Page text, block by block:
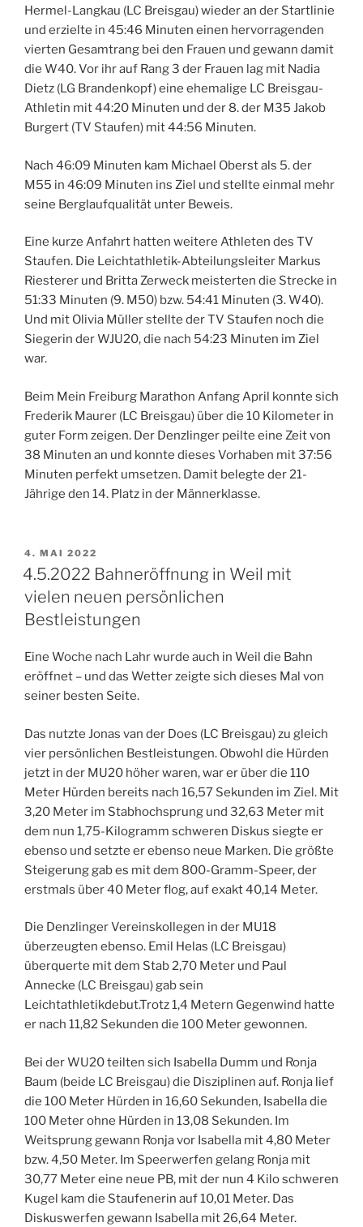
Hermel-Langkau (LC Breisgau) wieder an der Startlinie
und erzielte in 45:46 Minuten einen hervorragenden
vierten Gesamtrang bei den Frauen und gewann damit
die W40. Vor ihr auf Rang 3 der Frauen lag mit Nadia
Dietz (LG Brandenkopf) eine ehemalige LC Breisgau-
Athletin mit 44:20 Minuten und der 8. der M35 Jakob
Burgert (TV Staufen) mit 44:56 Minuten.
Nach 46:09 Minuten kam Michael Oberst als 5. der
M55 in 46:09 Minuten ins Ziel und stellte einmal mehr
seine Berglaufqualität unter Beweis.
Eine kurze Anfahrt hatten weitere Athleten des TV
Staufen. Die Leichtathletik-Abteilungsleiter Markus
Riesterer und Britta Zerweck meisterten die Strecke in
51:33 Minuten (9. M50) bzw. 54:41 Minuten (3. W40).
Und mit Olivia Müller stellte der TV Staufen noch die
Siegerin der WJU20, die nach 54:23 Minuten im Ziel
war.
Beim Mein Freiburg Marathon Anfang April konnte sich
Frederik Maurer (LC Breisgau) über die 10 Kilometer in
guter Form zeigen. Der Denzlinger peilte eine Zeit von
38 Minuten an und konnte dieses Vorhaben mit 37:56
Minuten perfekt umsetzen. Damit belegte der 21-
Jährige den 14. Platz in der Männerklasse.
VERÖFFENTLICHT
AM
4. MAI 2022
4.5.2022 Bahneröffnung in Weil mit
vielen neuen persönlichen
Bestleistungen
Eine Woche nach Lahr wurde auch in Weil die Bahn
eröffnet – und das Wetter zeigte sich dieses Mal von
seiner besten Seite.
Das nutzte Jonas van der Does (LC Breisgau) zu gleich
vier persönlichen Bestleistungen. Obwohl die Hürden
jetzt in der MU20 höher waren, war er über die 110
Meter Hürden bereits nach 16,57 Sekunden im Ziel. Mit
3,20 Meter im Stabhochsprung und 32,63 Meter mit
dem nun 1,75-Kilogramm schweren Diskus siegte er
ebenso und setzte er ebenso neue Marken. Die größte
Steigerung gab es mit dem 800-Gramm-Speer, der
erstmals über 40 Meter flog, auf exakt 40,14 Meter.
Die Denzlinger Vereinskollegen in der MU18
überzeugten ebenso. Emil Helas (LC Breisgau)
überquerte mit dem Stab 2,70 Meter und Paul
Annecke (LC Breisgau) gab sein
Leichtathletikdebut.Trotz 1,4 Metern Gegenwind hatte
er nach 11,82 Sekunden die 100 Meter gewonnen.
Bei der WU20 teilten sich Isabella Dumm und Ronja
Baum (beide LC Breisgau) die Disziplinen auf. Ronja lief
die 100 Meter Hürden in 16,60 Sekunden, Isabella die
100 Meter ohne Hürden in 13,08 Sekunden. Im
Weitsprung gewann Ronja vor Isabella mit 4,80 Meter
bzw. 4,50 Meter. Im Speerwerfen gelang Ronja mit
30,77 Meter eine neue PB, mit der nun 4 Kilo schweren
Kugel kam die Staufenerin auf 10,01 Meter. Das
Diskuswerfen gewann Isabella mit 26,64 Meter.